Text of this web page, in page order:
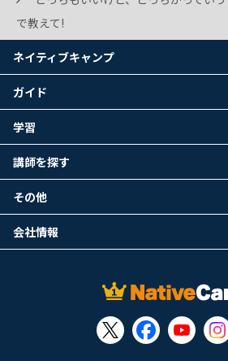
で教えて!
ネイティブキャンプ
ガイド
学習
講師を探す
その他
会社情報